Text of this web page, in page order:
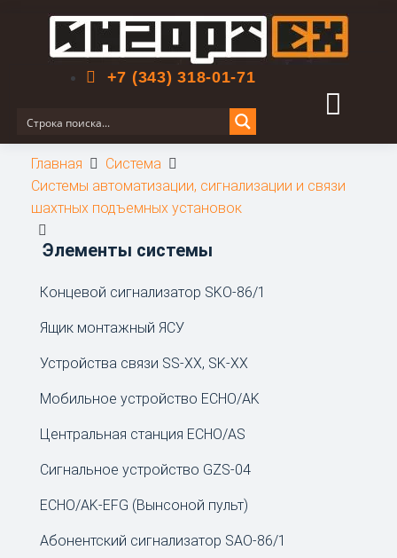
+7 (343) 318-01-71
Главная
Система
Системы автоматизации, сигнализации и связи
шахтных подъемных установок
Элементы системы
Концевой сигнализатор SKO-86/1
Ящик монтажный ЯСУ
Устройства связи SS-XX, SK-XX
Мобильное устройство ECHO/AK
Центральная станция ECHO/AS
Сигнальное устройство GZS-04
ECHO/AK-EFG (Вынсоной пульт)
Абонентский сигнализатор SAO-86/1
Поиск по сайту